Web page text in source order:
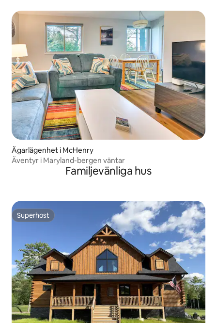
Ägarlägenhet i McHenry
Äventyr i Maryland-bergen väntar
Familjevänliga hus
Superhost
Superhost